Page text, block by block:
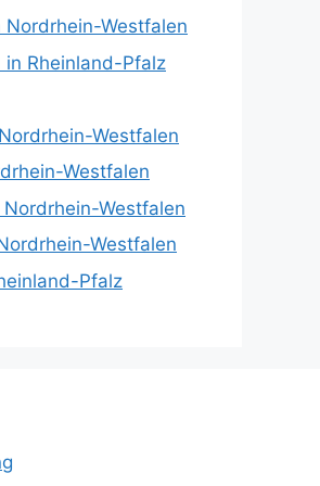
Nordrhein-Westfalen
in Rheinland-Pfalz
Westfalen
Westfalen
Westfalen
Westfalen
Pfalz